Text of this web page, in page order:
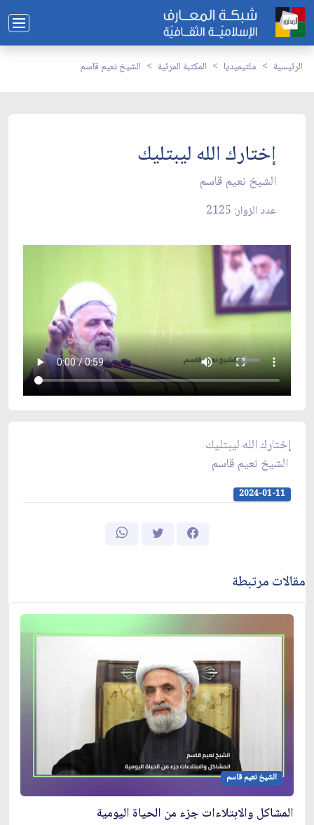
الرئيسية ملتيميديا المكتبة المرئية الشيخ نعيم قاسم
إختارك الله ليبتليك
الشيخ نعيم قاسم
عدد الزوار: 2125
إختارك الله ليبتليك
الشيخ نعيم قاسم
2024-01-11
مقالات مرتبطة
الشيخ نعيم قاسم
المشاكل والابتلاءات جزء من الحياة اليومية